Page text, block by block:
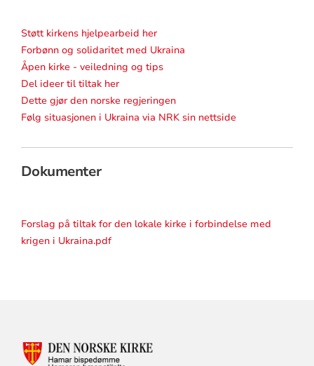
Støtt kirkens hjelpearbeid her
Forbønn og solidaritet med Ukraina
Åpen kirke - veiledning og tips
Del ideer til tiltak her
Dette gjør den norske regjeringen
Følg situasjonen i Ukraina via NRK sin nettside
Dokumenter
Forslag på tiltak for den lokale kirke i forbindelse med
krigen i Ukraina.pdf